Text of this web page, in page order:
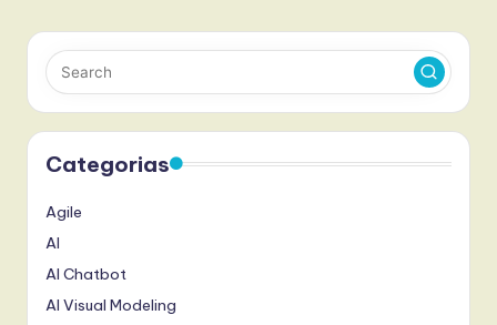
Categorias
Agile
AI
AI Chatbot
AI Visual Modeling